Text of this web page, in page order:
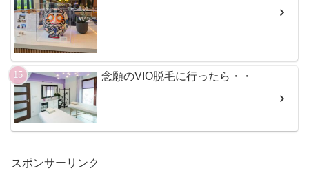
念願のVIO脱毛に行ったら・・
スポンサーリンク